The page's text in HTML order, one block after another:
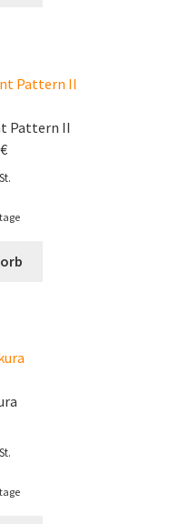
Pattern II
€Aktueller
1,60 €.